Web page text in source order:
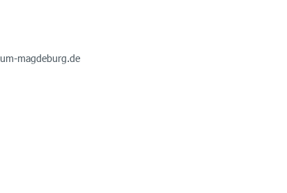
magdeburg.de